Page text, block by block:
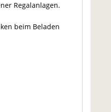
Regalanlagen.
beim Beladen